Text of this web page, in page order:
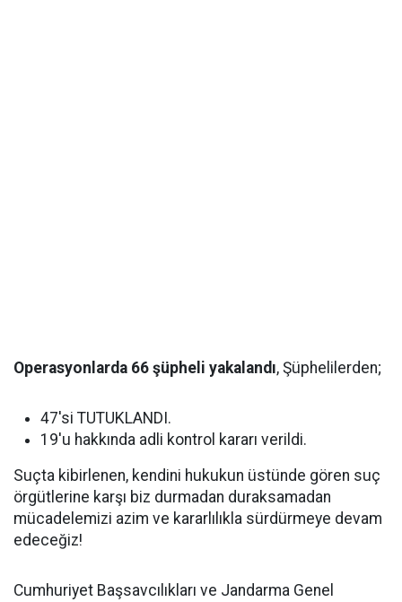
Operasyonlarda 66 şüpheli yakalandı, Şüphelilerden;
47'si TUTUKLANDI.
19'u hakkında adli kontrol kararı verildi.
Suçta kibirlenen, kendini hukukun üstünde gören suç
örgütlerine karşı biz durmadan duraksamadan
mücadelemizi azim ve kararlılıkla sürdürmeye devam
edeceğiz!
Cumhuriyet Başsavcılıkları ve Jandarma Genel